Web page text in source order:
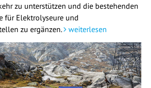
zu unterstützen und die bestehenden
für Elektrolyseure und
zu ergänzen.
weiterlesen